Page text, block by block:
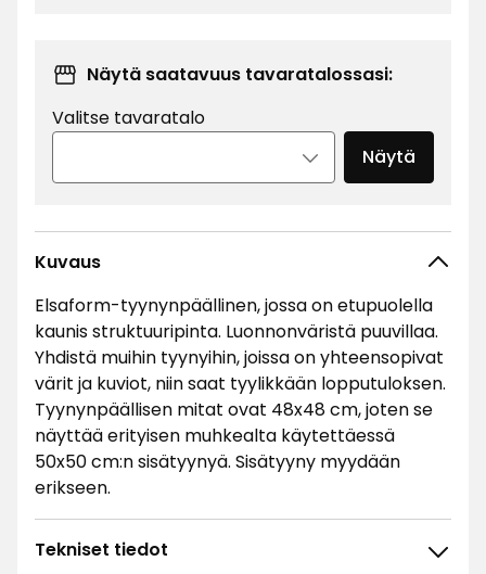
Näytä saatavuus tavaratalossasi:
Valitse tavaratalo
Näytä
Kuvaus
Elsaform-tyynynpäällinen, jossa on etupuolella
kaunis struktuuripinta. Luonnonväristä puuvillaa.
Yhdistä muihin tyynyihin, joissa on yhteensopivat
värit ja kuviot, niin saat tyylikkään lopputuloksen.
Tyynynpäällisen mitat ovat 48x48 cm, joten se
näyttää erityisen muhkealta käytettäessä
50x50 cm:n sisätyynyä. Sisätyyny myydään
erikseen.
Tekniset tiedot